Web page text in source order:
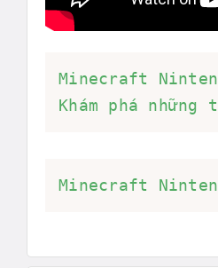
Minecraft
Khám phá
Minecraft